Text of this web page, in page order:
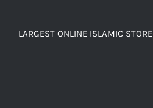
LARGEST ONLINE ISLAMIC STORE